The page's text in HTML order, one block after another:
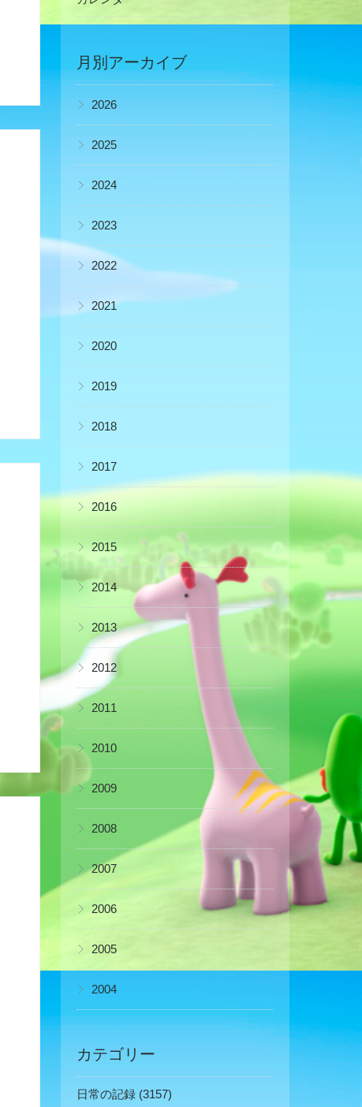
月別アーカイブ
▶ 2026
▶ 2025
▶ 2024
▶ 2023
▶ 2022
▶ 2021
▶ 2020
▶ 2019
▶ 2018
▶ 2017
▶ 2016
▶ 2015
▶ 2014
▶ 2013
▶ 2012
▶ 2011
▶ 2010
▶ 2009
▶ 2008
▶ 2007
▶ 2006
▶ 2005
▶ 2004
カテゴリー
日常の記録 (3157)